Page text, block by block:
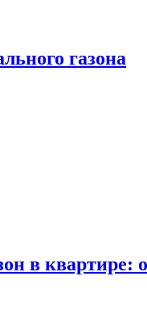
газона
в квартире: